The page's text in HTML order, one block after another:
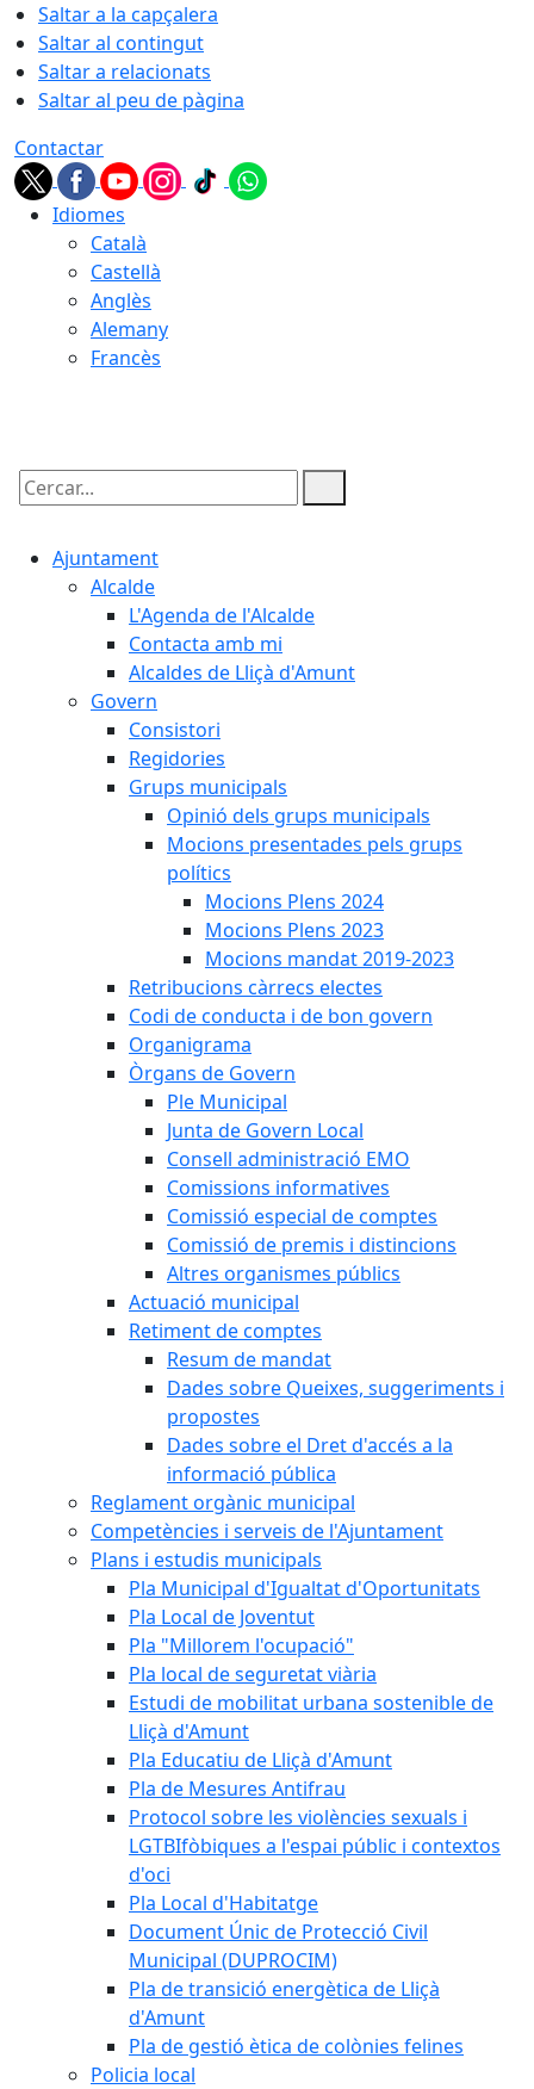
Saltar a la capçalera
Saltar al contingut
Saltar a relacionats
Saltar al peu de pàgina
Contactar
Idiomes
Català
Castellà
Anglès
Alemany
Francès
Cercar:
Ajuntament
Alcalde
L'Agenda de l'Alcalde
Contacta amb mi
Alcaldes de Lliçà d'Amunt
Govern
Consistori
Regidories
Grups municipals
Opinió dels grups municipals
Mocions presentades pels grups
polítics
Mocions Plens 2024
Mocions Plens 2023
Mocions mandat 2019-2023
Retribucions càrrecs electes
Codi de conducta i de bon govern
Organigrama
Òrgans de Govern
Ple Municipal
Junta de Govern Local
Consell administració EMO
Comissions informatives
Comissió especial de comptes
Comissió de premis i distincions
Altres organismes públics
Actuació municipal
Retiment de comptes
Resum de mandat
Dades sobre Queixes, suggeriments i
propostes
Dades sobre el Dret d'accés a la
informació pública
Reglament orgànic municipal
Competències i serveis de l'Ajuntament
Plans i estudis municipals
Pla Municipal d'Igualtat d'Oportunitats
Pla Local de Joventut
Pla "Millorem l'ocupació"
Pla local de seguretat viària
Estudi de mobilitat urbana sostenible de
Lliçà d'Amunt
Pla Educatiu de Lliçà d'Amunt
Pla de Mesures Antifrau
Protocol sobre les violències sexuals i
LGTBIfòbiques a l'espai públic i contextos
d'oci
Pla Local d'Habitatge
Document Únic de Protecció Civil
Municipal (DUPROCIM)
Pla de transició energètica de Lliçà
d'Amunt
Pla de gestió ètica de colònies felines
Policia local